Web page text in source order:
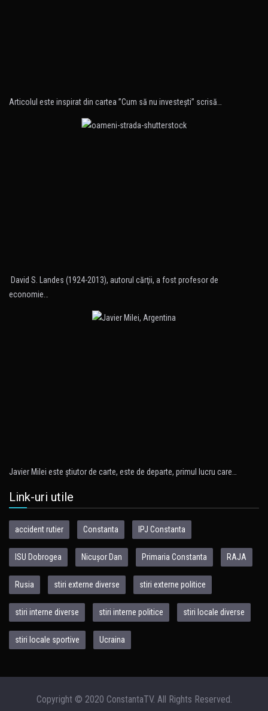
Articolul este inspirat din cartea ”Cum să nu investeşti” scrisă…
David S. Landes (1924-2013), autorul cărţii, a fost profesor de
economie…
Javier Milei este ştiutor de carte, este de departe, primul lucru care…
Link-uri utile
accident rutier Constanta IPJ Constanta
ISU Dobrogea Nicușor Dan Primaria Constanta RAJA
Rusia stiri externe diverse stiri externe politice
stiri interne diverse stiri interne politice stiri locale diverse
stiri locale sportive Ucraina
Copyright © 2020 ConstantaTV. All Rights Reserved.